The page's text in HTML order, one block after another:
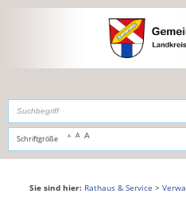
,zur Navigationoderzur Startseite
Schriftgröße A A A
Sie sind hier: Rathaus & Service >